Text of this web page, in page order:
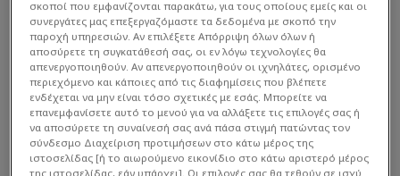
σκοποί που εμφανίζονται παρακάτω, για τους οποίους εμείς και οι
συνεργάτες μας επεξεργαζόμαστε τα δεδομένα με σκοπό την
παροχή υπηρεσιών. Αν επιλέξετε Απόρριψη όλων όλων ή
αποσύρετε τη συγκατάθεσή σας, οι εν λόγω τεχνολογίες θα
απενεργοποιηθούν. Αν απενεργοποιηθούν οι ιχνηλάτες, ορισμένο
περιεχόμενο και κάποιες από τις διαφημίσεις που βλέπετε
ενδέχεται να μην είναι τόσο σχετικές με εσάς. Μπορείτε να
επανεμφανίσετε αυτό το μενού για να αλλάξετε τις επιλογές σας ή
να αποσύρετε τη συναίνεσή σας ανά πάσα στιγμή πατώντας τον
σύνδεσμο Διαχείριση προτιμήσεων στο κάτω μέρος της
ιστοσελίδας [ή το αιωρούμενο εικονίδιο στο κάτω αριστερό μέρος
της ιστοσελίδας, εάν υπάρχει]. Οι επιλογές σας θα τεθούν σε ισχύ